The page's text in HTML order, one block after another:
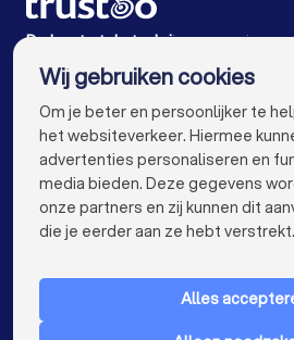
Tekstschrijvers in
Tekstschrijvers in
Tekstschrijvers in
Tekstschrijvers in
Tekstschrijvers in
Tekstschrijvers in
De beste tekstschrijvers voor jou
VOOR PARTICULIEREN
Wij gebruiken cookies
Om je beter en persoonlijker te
het websiteverkeer. Hiermee
advertenties personaliseren en
media bieden. Deze gegevens
onze partners en zij kunnen dit
die je eerder aan ze hebt verstrekt.
Alles